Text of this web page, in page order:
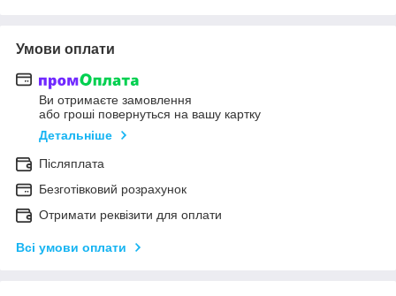
Умови оплати
Ви отримаєте замовлення
або гроші повернуться на вашу картку
Детальніше
Післяплата
Безготівковий розрахунок
Отримати реквізити для оплати
Всі умови оплати